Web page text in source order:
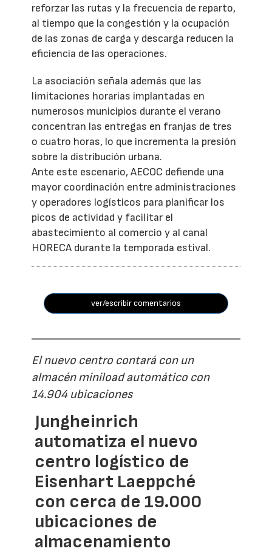
reforzar las rutas y la frecuencia de reparto,
al tiempo que la congestión y la ocupación
de las zonas de carga y descarga reducen la
eficiencia de las operaciones.
La asociación señala además que las
limitaciones horarias implantadas en
numerosos municipios durante el verano
concentran las entregas en franjas de tres
o cuatro horas, lo que incrementa la presión
sobre la distribución urbana.
Ante este escenario, AECOC defiende una
mayor coordinación entre administraciones
y operadores logísticos para planificar los
picos de actividad y facilitar el
abastecimiento al comercio y al canal
HORECA durante la temporada estival.
ver/escribir comentarios
El nuevo centro contará con un
almacén miniload automático con
14.904 ubicaciones
Jungheinrich
automatiza el nuevo
centro logístico de
Eisenhart Laeppché
con cerca de 19.000
ubicaciones de
almacenamiento